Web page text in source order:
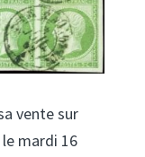
vente sur
mardi 16